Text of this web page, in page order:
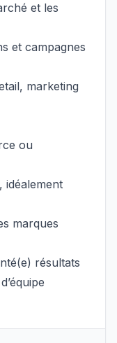
et les
et campagnes
marketing
ou
idéalement
marques
résultats